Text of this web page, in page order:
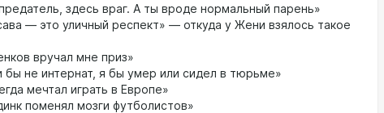
здесь враг. А ты вроде нормальный парень»
— это уличный респект» — откуда у Жени взялось такое
вручал мне приз»
бы не интернат, я бы умер или сидел в тюрьме»
мечтал играть в Европе»
поменял мозги футболистов»